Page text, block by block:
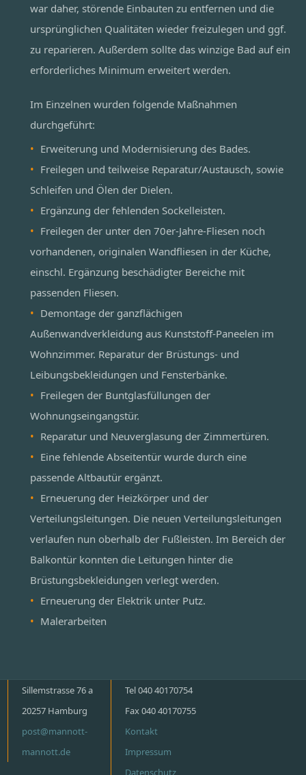
war daher, störende Einbauten zu entfernen und die
ursprünglichen Qualitäten wieder freizulegen und ggf.
zu reparieren. Außerdem sollte das winzige Bad auf ein
erforderliches Minimum erweitert werden.
Im Einzelnen wurden folgende Maßnahmen
durchgeführt:
Erweiterung und Modernisierung des Bades.
Freilegen und teilweise Reparatur/Austausch, sowie
Schleifen und Ölen der Dielen.
Ergänzung der fehlenden Sockelleisten.
Freilegen der unter den 70er-Jahre-Fliesen noch
vorhandenen, originalen Wandfliesen in der Küche,
einschl. Ergänzung beschädigter Bereiche mit
passenden Fliesen.
Demontage der ganzflächigen
Außenwandverkleidung aus Kunststoff-Paneelen im
Wohnzimmer. Reparatur der Brüstungs- und
Leibungsbekleidungen und Fensterbänke.
Freilegen der Buntglasfüllungen der
Wohnungseingangstür.
Reparatur und Neuverglasung der Zimmertüren.
Eine fehlende Abseitentür wurde durch eine
passende Altbautür ergänzt.
Erneuerung der Heizkörper und der
Verteilungsleitungen. Die neuen Verteilungsleitungen
verlaufen nun oberhalb der Fußleisten. Im Bereich der
Balkontür konnten die Leitungen hinter die
Brüstungsbekleidungen verlegt werden.
Erneuerung der Elektrik unter Putz.
Malerarbeiten
Sillemstrasse 76 a
20257 Hamburg
post@mannott-
mannott.de
Tel 040 40170754
Fax 040 40170755
Kontakt
Impressum
Datenschutz